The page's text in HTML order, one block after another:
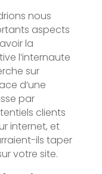
nous
aspects
la
l’internaute
sur
d’une
par
clients
internet, et
ils taper
votre site.